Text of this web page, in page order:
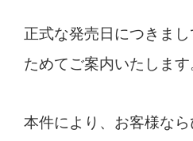
正式な発売日につきま
ためてご案内いたします
本件により、お客様な